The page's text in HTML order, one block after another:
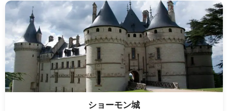
ショーモン城